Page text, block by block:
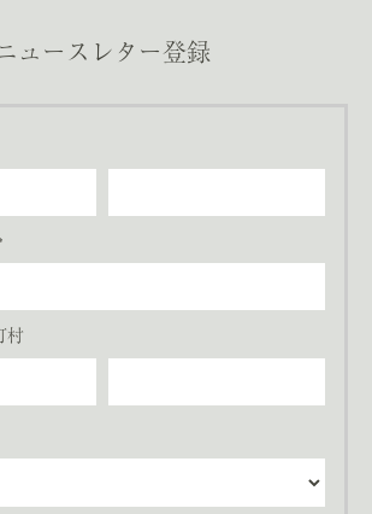
ュースレター登録
村